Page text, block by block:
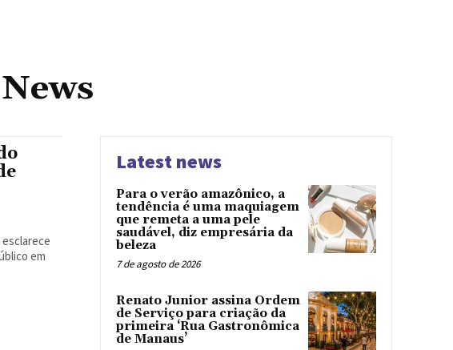
em
Latest news
Para o verão amazônico, a
tendência é uma maquiagem
que remeta a uma pele
saudável, diz empresária da
beleza
7 de agosto de 2026
Renato Junior assina Ordem
de Serviço para criação da
primeira ‘Rua Gastronômica
de Manaus’